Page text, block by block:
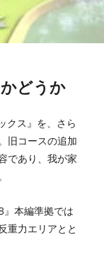
どうか
クス』を、さら
旧コースの追加
であり、我が家
』本編準拠では
重力エリアとと